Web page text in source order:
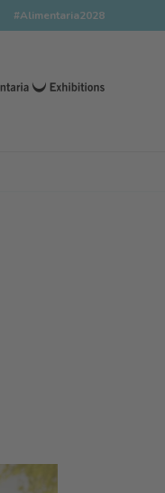
#Alimentaria2028